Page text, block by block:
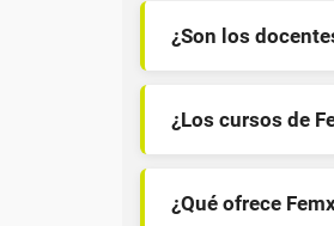
¿Son los
¿Los cursos de
¿Qué ofrece